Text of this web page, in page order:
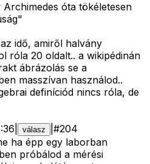
óta tökéletesen
idő, amiről halvány
róla 20 oldalt.. a wikipédinán
ábrázolás se a
masszívan használod..
definíciód nincs róla, de
válasz #204
ha épp egy laborban
próbálod a mérési